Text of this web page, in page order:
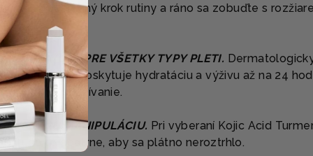
ako posledný krok rutiny a ráno sa zobuďte s
PRE VŠETKY TYPY PLETI.
farbív poskytuje hydratáciu a výživu až na 24
používanie.
MANIPULÁCIU. Pri vyberaní Kojic Acid
opatrne, aby sa plátno neroztrhlo.